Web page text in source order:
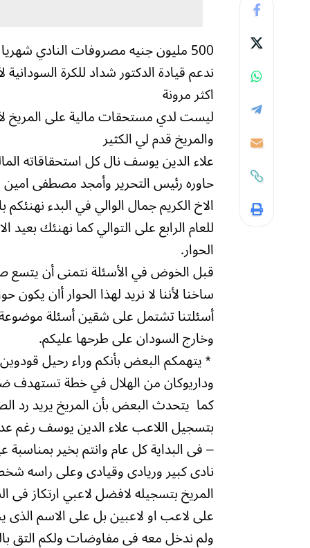
500 مليون جنيه مصروفات النادي شهريا منها 150 مصروفات المدرب واللاعبين الاجانب
ندعم قيادة الدكتور شداد للكرة
اكثر مرونة
ليست لدي مستحقات مالية على المريخ
والمريخ قدم لي الكثير
علاء الدين يوسف نال كل استحقاقاته
حاوره رئيس التحرير وأمجد مصطفى امين
للعام الرابع على التوالي كما نهنئك
الحوار.
قبل الخوض في الأسئلة نتمنى أن يتسع
ساخنا لأننا لا نريد لهذا الحوار أان يكون
أسئلتنا تشتمل على شقين أسئلة
وخارج السودان على طرحها عليكم.
* يتهمكم البعض بأنكم وراء رحيل
وداريوكان من الهلال في خطة تستهدف
كما يتحدث البعض بأن المريخ يريد رد
بتسجيل اللاعب علاء الدين يوسف رغم
– فى البداية كل عام وانتم بخير
نادى كبير وريادى وقيادى وعلى راسه
المريخ بتسجيله لافضل لاعبي ارتكاز
على لاعب او لاعبين بل على الاسم الذى
ولم ندخل معه فى مفاوضات ولكم التق